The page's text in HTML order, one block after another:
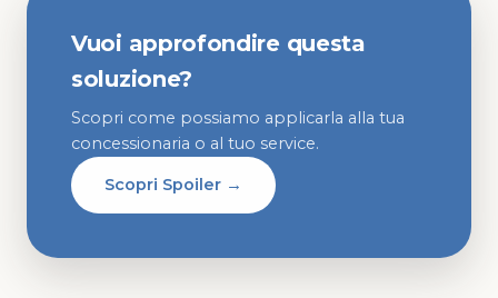
Vuoi approfondire questa
soluzione?
Scopri come possiamo applicarla alla tua
concessionaria o al tuo service.
Scopri Spoiler →